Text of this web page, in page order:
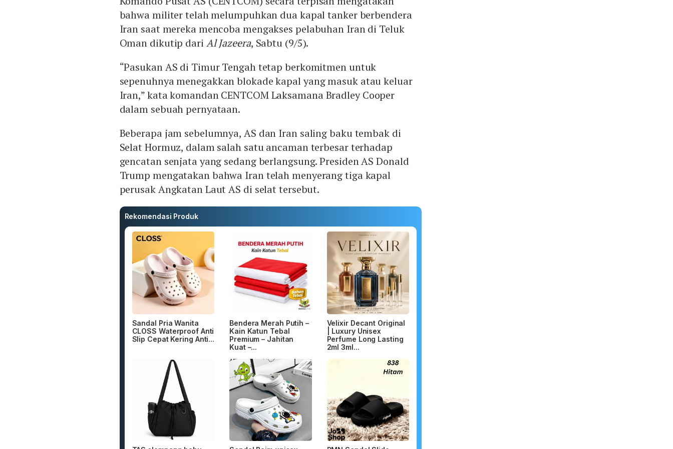
bahwa militer telah melumpuhkan dua kapal tanker berbendera
Iran saat mereka mencoba mengakses pelabuhan Iran di Teluk
Oman dikutip dari Al Jazeera, Sabtu (9/5).
“Pasukan AS di Timur Tengah tetap berkomitmen untuk
sepenuhnya menegakkan blokade kapal yang masuk atau keluar
Iran,” kata komandan CENTCOM Laksamana Bradley Cooper
dalam sebuah pernyataan.
Beberapa jam sebelumnya, AS dan Iran saling baku tembak di
Selat Hormuz, dalam salah satu ancaman terbesar terhadap
gencatan senjata yang sedang berlangsung. Presiden AS Donald
Trump mengatakan bahwa Iran telah menyerang tiga kapal
perusak Angkatan Laut AS di selat tersebut.
Rekomendasi Produk
Sandal Pria Wanita
CLOSS Waterproof Anti
Slip Cepat Kering Anti...
Bendera Merah Putih –
Kain Katun Tebal
Premium – Jahitan
Kuat –...
Velixir Decant Original
| Luxury Unisex
Perfume Long Lasting
2ml 3ml...